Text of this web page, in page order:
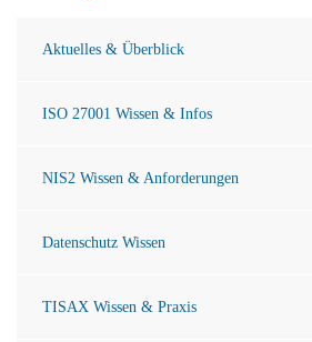
Aktuelles & Überblick
ISO 27001 Wissen & Infos
NIS2 Wissen & Anforderungen
Datenschutz Wissen
TISAX Wissen & Praxis